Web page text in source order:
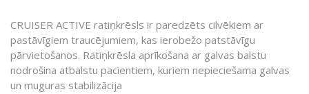
CRUISER ACTIVE ratiņkrēsls ir paredzēts cilvēkiem ar
pastāvīgiem traucējumiem, kas ierobežo patstāvīgu
pārvietošanos. Ratiņkrēsla aprīkošana ar galvas balstu
nodrošina atbalstu pacientiem, kuriem nepieciešama galvas
un muguras stabilizācija